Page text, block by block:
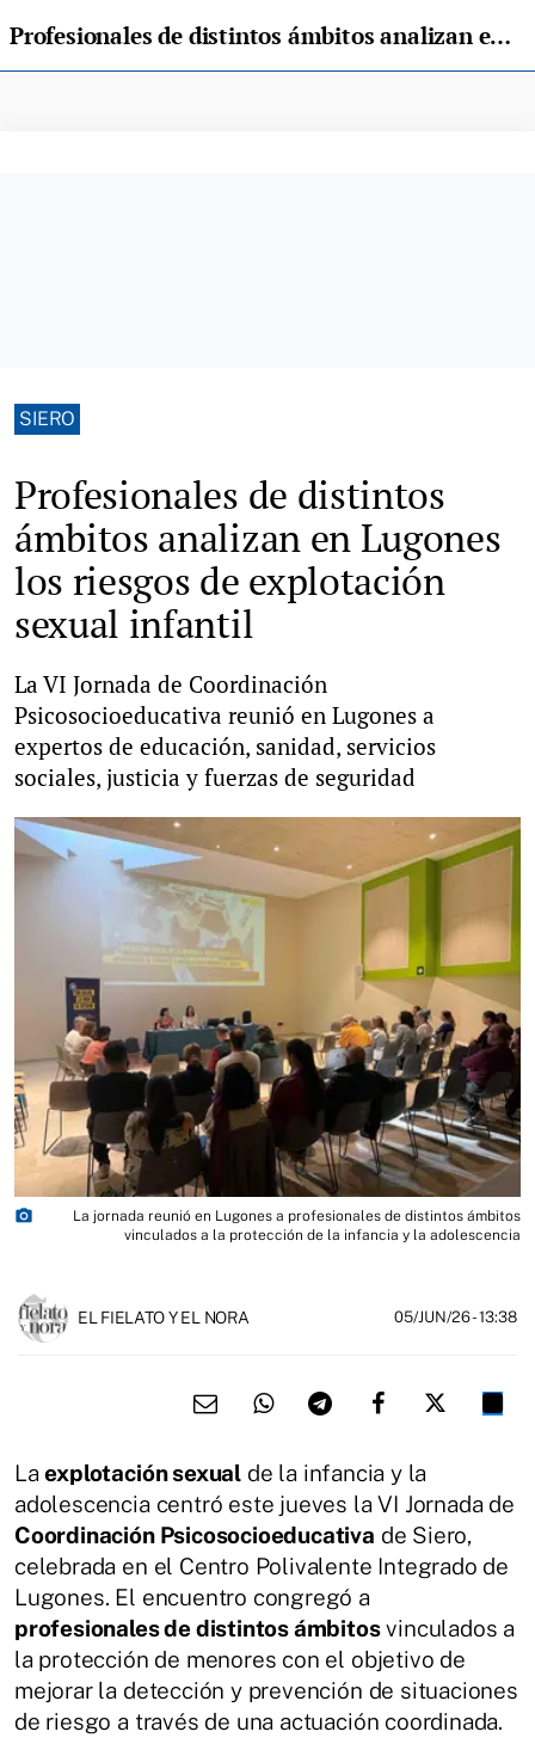
Profesionales de distintos ámbitos analizan en Lugones los riesgos de explotación sexual infantil
SIERO
Profesionales de distintos
ámbitos analizan en Lugones
los riesgos de explotación
sexual infantil
La VI Jornada de Coordinación
Psicosocioeducativa reunió en Lugones a
expertos de educación, sanidad, servicios
sociales, justicia y fuerzas de seguridad
photo_camera
La jornada reunió en Lugones a profesionales de distintos ámbitos
vinculados a la protección de la infancia y la adolescencia
EL FIELATO Y EL NORA 05/JUN/26- 13:38
Laexplotación sexual de la infancia y la
adolescencia centró este jueves la VI Jornada de
Coordinación Psicosocioeducativa de Siero,
celebrada en el Centro Polivalente Integrado de
Lugones. El encuentro congregó a
profesionales de distintos ámbitosvinculados a
la protección de menores con el objetivo de
mejorar la detección y prevención de situaciones
de riesgo a través de una actuación coordinada.